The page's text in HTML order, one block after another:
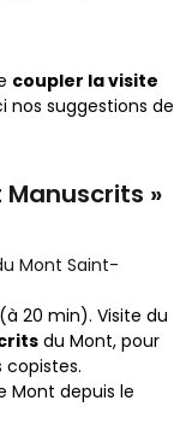
coupler la visite
nos suggestions de
Manuscrits »
Mont Saint-
(à 20 min). Visite du
du Mont, pour
Mont depuis le